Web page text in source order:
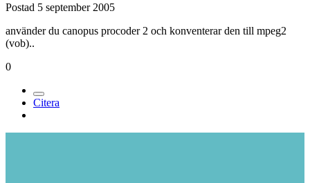
Postad 5 september 2005
använder du canopus procoder 2 och konventerar den till mpeg2
(vob)..
0
Citera